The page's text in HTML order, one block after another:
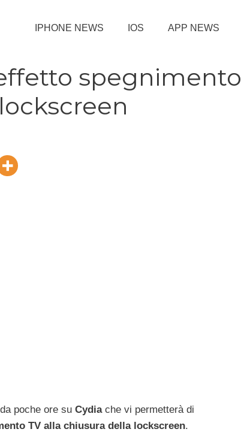
IPHONE NEWS IOS APP NEWS
spegnimento
poche ore su Cydiache vi permetterà di
TV alla chiusura della lockscreen.